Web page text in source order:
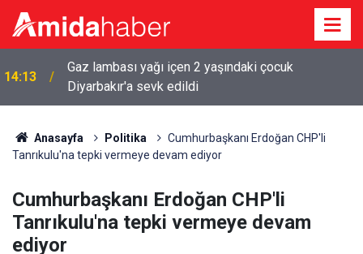
14:13
Gaz lambası yağı içen 2 yaşındaki çocuk
Diyarbakır'a sevk edildi
Anasayfa Politika
Cumhurbaşkanı Erdoğan CHP'li
Tanrıkulu'na tepki vermeye devam ediyor
Cumhurbaşkanı Erdoğan CHP'li
Tanrıkulu'na tepki vermeye devam
ediyor